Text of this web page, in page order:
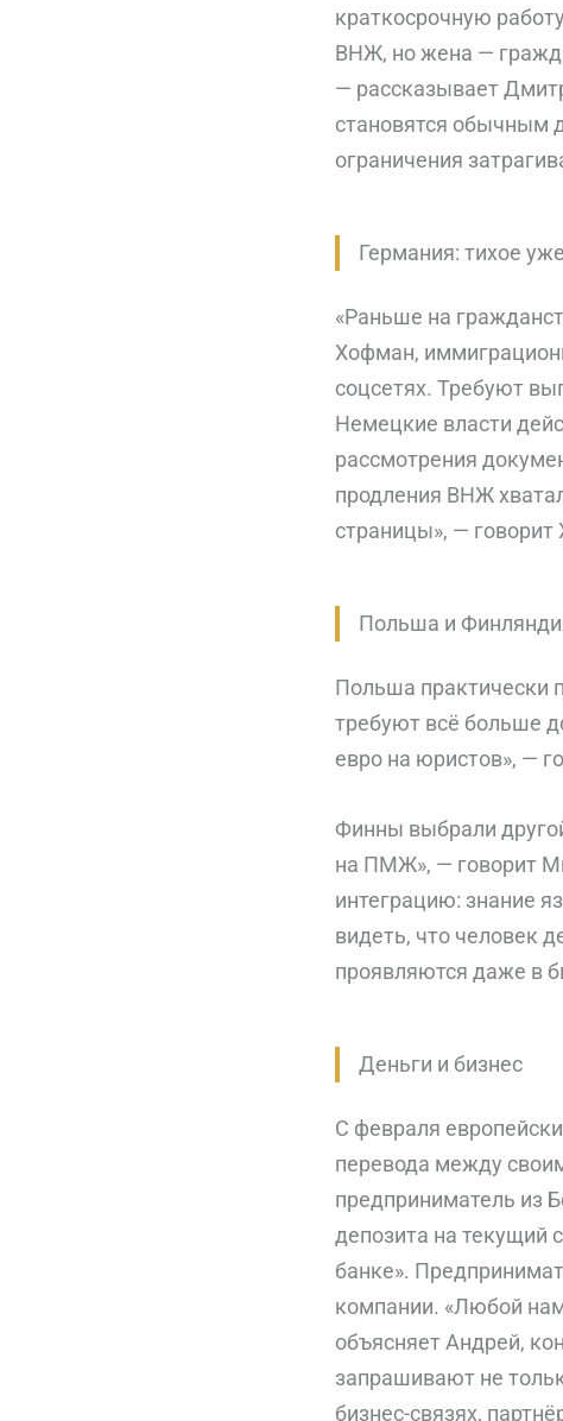
краткосрочную
ВНЖ, но жена —
— рассказывает
становятся обычным
ограничения
Германия: тихое
«Раньше на
Хофман,
соцсетях. Требуют
Немецкие власти
рассмотрения
продления ВНЖ
страницы», —
Польша и
Польша практически
требуют всё больше
евро на юристов», —
Финны выбрали
на ПМЖ», — говорит
интеграцию: знание
видеть, что человек
проявляются даже в
Деньги и бизнес
С февраля
перевода между
предприниматель из
депозита на текущий
банке».
компании. «Любой
объясняет Андрей,
запрашивают не
бизнес-связях,